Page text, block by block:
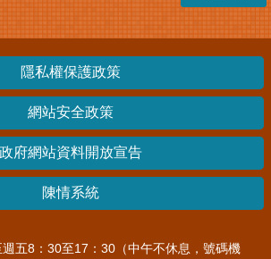
隱私權保護政策
網站安全政策
政府網站資料開放宣告
陳情系統
五8：30至17：30（中午不休息，號碼機